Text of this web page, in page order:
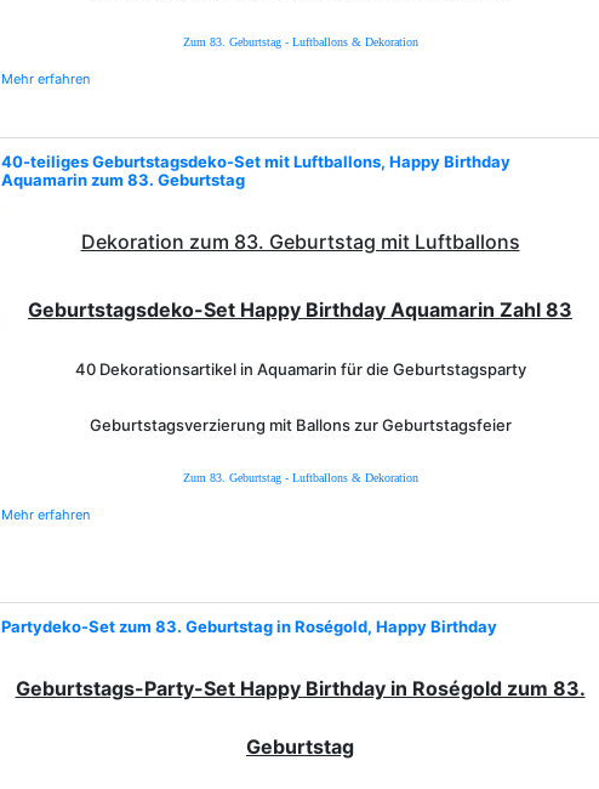
Zum 83. Geburtstag - Luftballons & Dekoration
Mehr erfahren
40-teiliges Geburtstagsdeko-Set mit Luftballons, Happy Birthday
Aquamarin zum 83. Geburtstag
Dekoration zum 83. Geburtstag mit Luftballons
Geburtstagsdeko-Set Happy Birthday Aquamarin Zahl 83
40 Dekorationsartikel in Aquamarin für die Geburtstagsparty
Geburtstagsverzierung mit Ballons zur Geburtstagsfeier
Zum 83. Geburtstag - Luftballons & Dekoration
Mehr erfahren
Partydeko-Set zum 83. Geburtstag in Roségold, Happy Birthday
Geburtstags-Party-Set Happy Birthday in Roségold zum 83.
Geburtstag